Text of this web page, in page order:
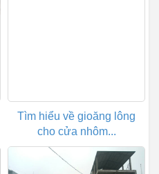
Tìm hiểu về gioăng lông
cho cửa nhôm...